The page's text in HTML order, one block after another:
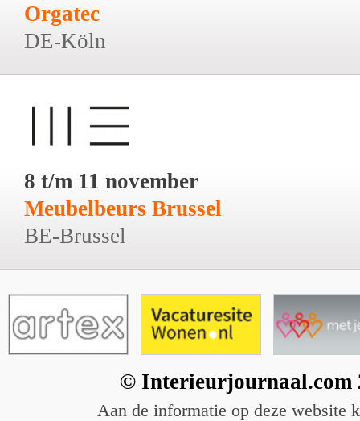
Orgatec
DE-Köln
8 t/m 11 november
Meubelbeurs Brussel
BE-Brussel
© Interieurjournaal.com
Aan de informatie op deze website